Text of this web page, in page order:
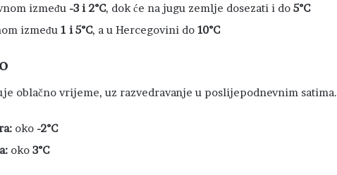
između -3 i 2°C, dok će na jugu zemlje dosezati i do 5°C
između 1 i 5°C, a u Hercegovini do 10°C
oblačno vrijeme, uz razvedravanje u poslijepodnevnim satima.
oko -2°C
oko 3°C